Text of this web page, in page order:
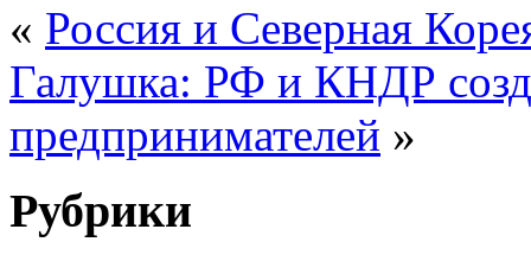
« Россия и Северная
Галушка: РФ и КНДР
предпринимателей »
Рубрики